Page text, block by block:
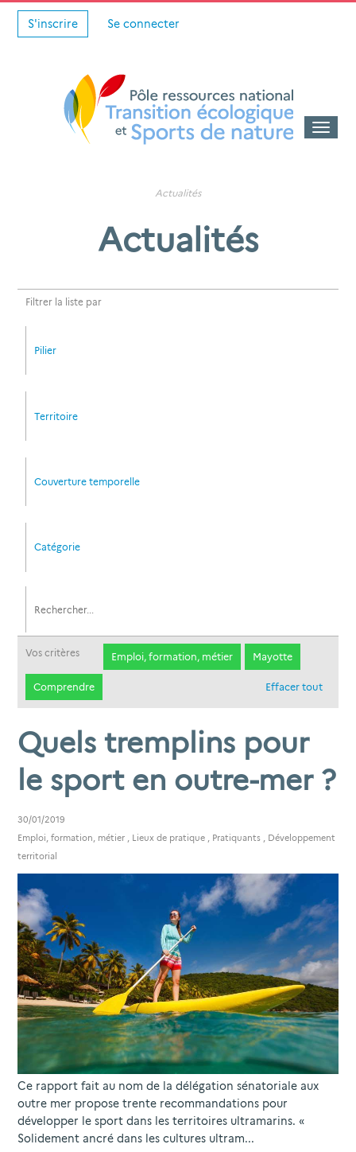
S'inscrire Se connecter
Toggle
Actualités
Actualités
Filtrer la liste par
Pilier
Territoire
Couverture temporelle
Catégorie
Vos critères Emploi, formation, métier Mayotte
Comprendre Effacer tout
Quels tremplins pour
le sport en outre-mer ?
30/01/2019
Emploi, formation, métier
Lieux de pratique Pratiquants
Développement
territorial
Ce rapport fait au nom de la délégation sénatoriale aux
outre mer propose trente recommandations pour
développer le sport dans les territoires ultramarins. «
Solidement ancré dans les cultures ultram...